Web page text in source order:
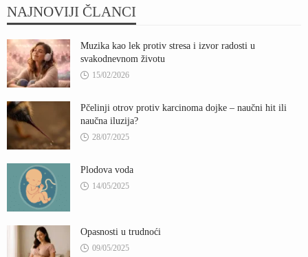
NAJNOVIJI ČLANCI
Muzika kao lek protiv stresa i izvor radosti u
svakodnevnom životu
15/02/2026
Pčelinji otrov protiv karcinoma dojke – naučni hit ili
naučna iluzija?
28/07/2025
Plodova voda
14/05/2025
Opasnosti u trudnoći
09/05/2025